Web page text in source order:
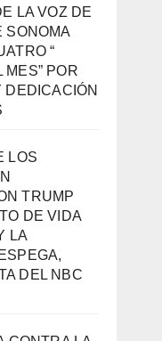
LA VOZ DE
SONOMA
“
MES” POR
DEDICACIÓN
LOS
TRUMP
DE VIDA
LA
DEL NBC